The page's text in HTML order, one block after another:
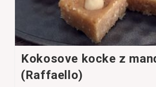
Kokosove kocke z
(Raffaello)